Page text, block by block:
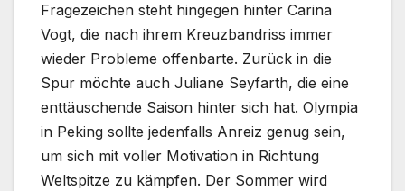
Fragezeichen steht hingegen hinter Carina
Vogt, die nach ihrem Kreuzbandriss immer
wieder Probleme offenbarte. Zurück in die
Spur möchte auch Juliane Seyfarth, die eine
enttäuschende Saison hinter sich hat. Olympia
in Peking sollte jedenfalls Anreiz genug sein,
um sich mit voller Motivation in Richtung
Weltspitze zu kämpfen. Der Sommer wird